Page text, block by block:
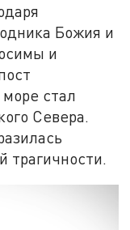
Божия и
и
стал
Севера.
трагичности.